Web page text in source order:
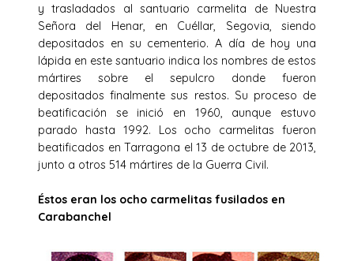
y trasladados al santuario carmelita de Nuestra
Señora del Henar, en Cuéllar, Segovia, siendo
depositados en su cementerio. A día de hoy una
lápida en este santuario indica los nombres de estos
mártires sobre el sepulcro donde fueron
depositados finalmente sus restos. Su proceso de
beatificación se inició en 1960, aunque estuvo
parado hasta 1992. Los ocho carmelitas fueron
beatificados en Tarragona el 13 de octubre de 2013,
junto a otros 514 mártires de la Guerra Civil.
Éstos eran los ocho carmelitas fusilados en
Carabanchel